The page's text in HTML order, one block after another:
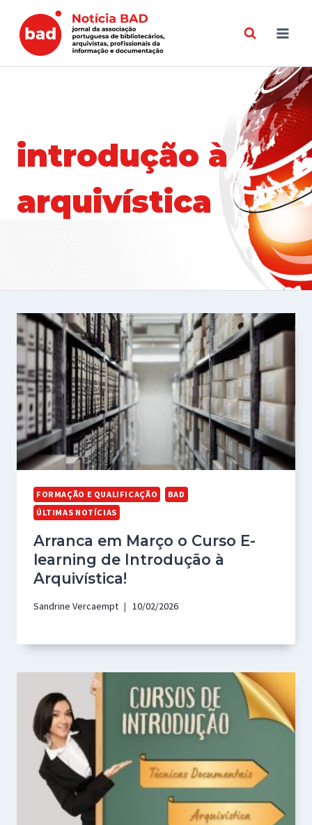
content
introdução à
arquivística
FORMAÇÃO E QUALIFICAÇÃO
BAD
ÚLTIMAS NOTÍCIAS
Arranca em Março o Curso E-
learning de Introdução à
Arquivística!
Sandrine Vercaempt 10/02/2026